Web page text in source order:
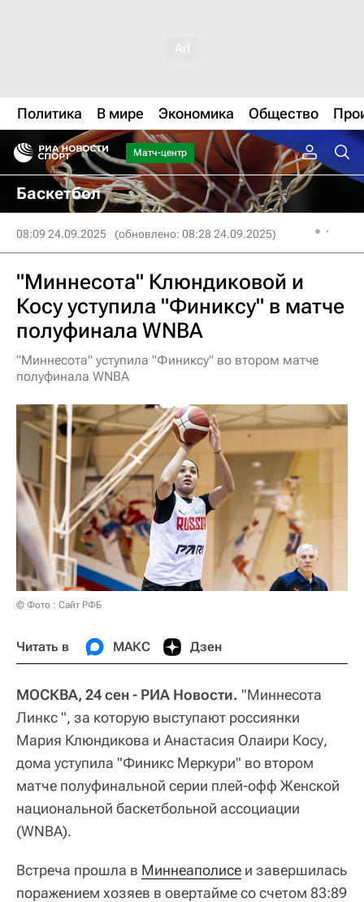
Политика В мире Экономика Общество
Матч-центр
Баскетбол
08:09 24.09.2025 (обновлено: 08:28 24.09.2025)
"Миннесота" Клюндиковой и
Косу уступила "Финиксу" в матче
полуфинала WNBA
"Миннесота" уступила "Финиксу" во втором матче
полуфинала WNBA
© Фото : Сайт РФБ
Читать в МАКС Дзен
МОСКВА, 24 сен - РИА Новости. "Миннесота
Линкс ", за которую выступают россиянки
Мария Клюндикова и Анастасия Олаири Косу,
дома уступила "Финикс Меркури" во втором
матче полуфинальной серии плей-офф Женской
национальной баскетбольной ассоциации
(WNBA).
Встреча прошла в Миннеаполисе и завершилась
поражением хозяев в овертайме со счетом 83:89